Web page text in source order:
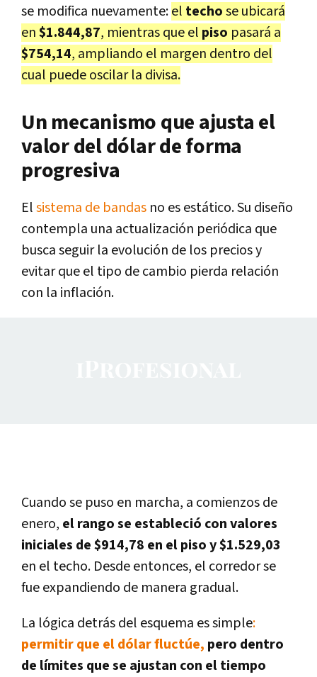
se modifica nuevamente:el techose ubicará
en$1.844,87, mientras que el piso pasará a
$754,14, ampliando el margen dentro del
cual puede oscilar la divisa.
Un mecanismo que ajusta el
valor del dólar de forma
progresiva
Elsistema de bandas no es estático. Su diseño
contempla una actualización periódica que
busca seguir la evolución de los precios y
evitar que el tipo de cambio pierda relación
con la inflación.
Cuando se puso en marcha, a comienzos de
enero, el rango se estableció con valores
iniciales de $914,78 en el piso y $1.529,03
en el techo. Desde entonces, el corredor se
fue expandiendo de manera gradual.
La lógica detrás del esquema es simple:
permitir que el dólar fluctúe, pero dentro
de límites que se ajustan con el tiempo